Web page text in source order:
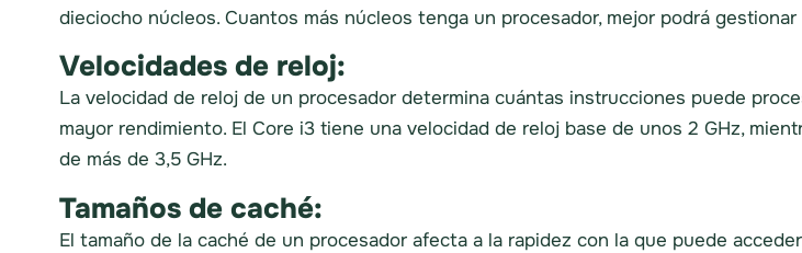
dieciocho núcleos. Cuantos más núcleos tenga un procesador, mejor podrá
Velocidades de reloj:
La velocidad de reloj de un procesador determina cuántas instrucciones puede
mayor rendimiento. El Core i3 tiene una velocidad de reloj base de unos 2 GHz,
de más de 3,5 GHz.
Tamaños de caché:
El tamaño de la caché de un procesador afecta a la rapidez con la que puede